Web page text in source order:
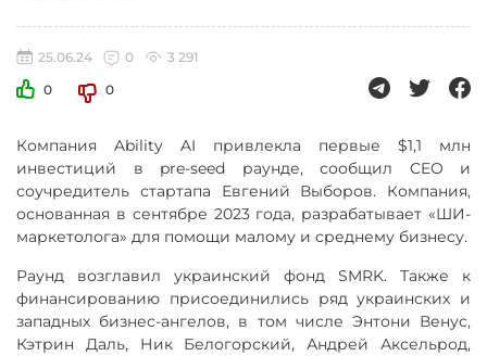
25.06.24 0
3 291
0
0
Компания Ability AI привлекла первые $1,1 млн
инвестиций в pre-seed раунде, сообщил CEO и
соучредитель стартапа Евгений Выборов. Компания,
основанная в сентябре 2023 года, разрабатывает «ШИ-
маркетолога» для помощи малому и среднему бизнесу.
Раунд возглавил украинский фонд SMRK. Также к
финансированию присоединились ряд украинских и
западных бизнес-ангелов, в том числе Энтони Венус,
Кэтрин Даль, Ник Белогорский, Андрей Аксельрод,